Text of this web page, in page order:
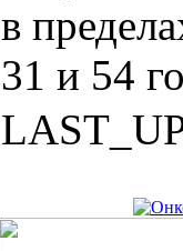
в
31 и 54